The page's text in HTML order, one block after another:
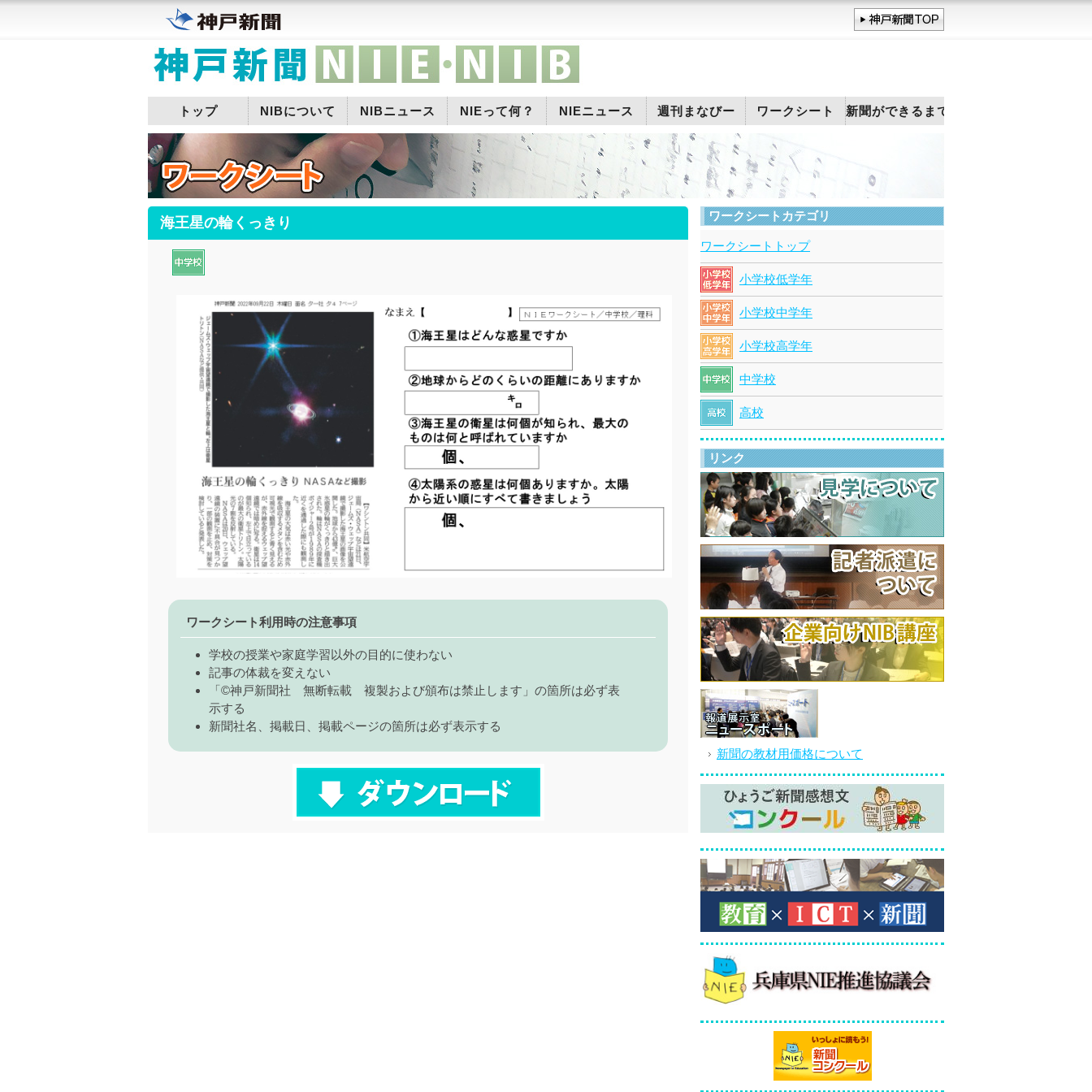
トップ NIBについて NIBニュース NIEって何？ NIEニュース 週刊まなびー ワークシート 新聞ができるまで
海王星の輪くっきり
ワークシート利用時の注意事項
学校の授業や家庭学習以外の目的に使わない
記事の体裁を変えない
「©神戸新聞社 無断転載 複製および頒布は禁止します」の箇所は必ず表
示する
新聞社名、掲載日、掲載ページの箇所は必ず表示する
ワークシートカテゴリ
ワークシートトップ
小学校低学年
小学校中学年
小学校高学年
中学校
高校
リンク
新聞の教材用価格について